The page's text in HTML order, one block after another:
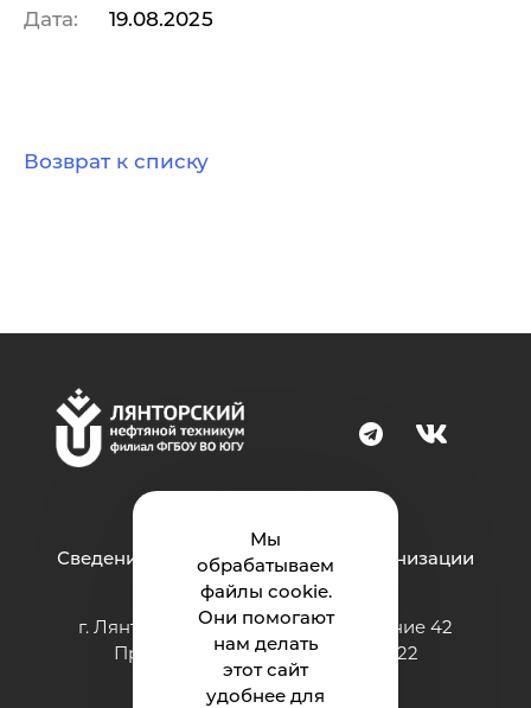
Мы
обрабатываем
файлы cookie.
Они помогают
нам делать
этот сайт
удобнее для
Дата: 19.08.2025
Возврат к списку
Сведения об образовательной организации
г. Лянтор, микрорайон 10-й, строение 42
Приёмная: тел.: +7 (3463) 842-822
e-mail:lnt86@ugrasu.ru